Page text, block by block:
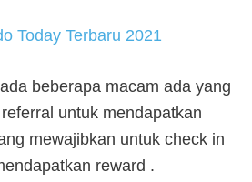
Today Terbaru 2021
beberapa macam ada yang
untuk mendapatkan
mewajibkan untuk check in
reward .